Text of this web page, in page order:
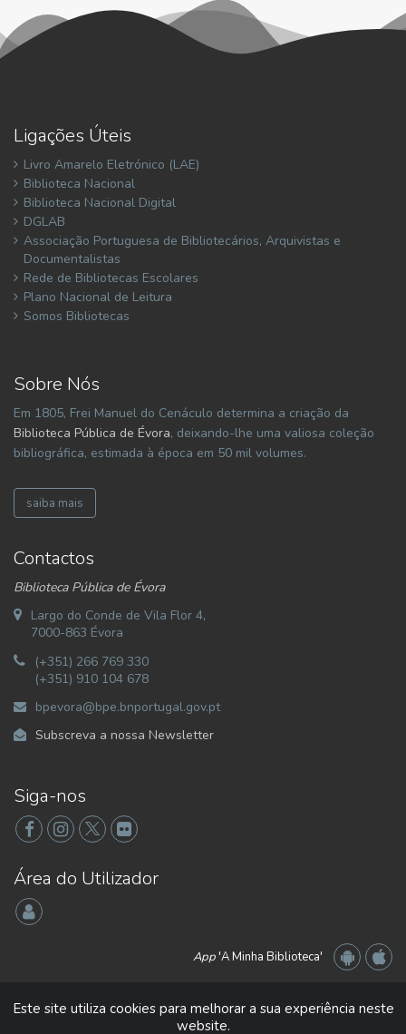
Ligações Úteis
Livro Amarelo Eletrónico (LAE)
Biblioteca Nacional
Biblioteca Nacional Digital
DGLAB
Associação Portuguesa de Bibliotecários, Arquivistas e
Documentalistas
Rede de Bibliotecas Escolares
Plano Nacional de Leitura
Somos Bibliotecas
Sobre Nós
Em 1805, Frei Manuel do Cenáculo determina a criação da
Biblioteca Pública de Évora, deixando-lhe uma valiosa coleção
bibliográfica, estimada à época em 50 mil volumes.
saiba mais
Contactos
Biblioteca Pública de Évora
Largo do Conde de Vila Flor 4,
7000-863 Évora
(+351) 266 769 330
(+351) 910 104 678
bpevora@bpe.bnportugal.gov.pt
Subscreva a nossa Newsletter
Siga-nos
Área do Utilizador
App'A Minha Biblioteca'
Este site utiliza cookies para melhorar a sua experiência neste
website.